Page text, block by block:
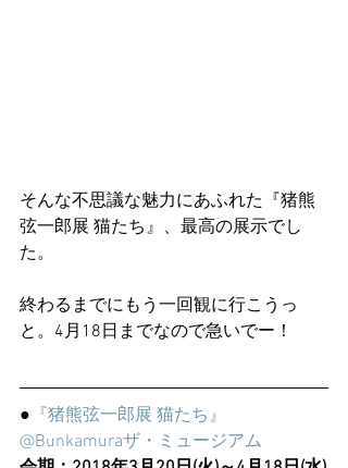
そんな不思議な魅力にあふれた『猪熊
弦一郎展 猫たち』、最高の展示でし
た。
終わるまでにもう一回観に行こうっ
と。4月18日までなので急いでー！
● 『猪熊弦一郎展 猫たち』
@Bunkamuraザ・ミュージアム